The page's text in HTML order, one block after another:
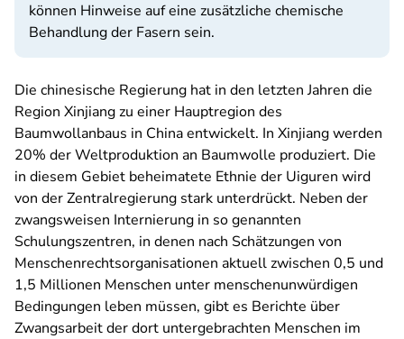
können Hinweise auf eine zusätzliche chemische
Behandlung der Fasern sein.
Die chinesische Regierung hat in den letzten Jahren die
Region Xinjiang zu einer Hauptregion des
Baumwollanbaus in China entwickelt. In Xinjiang werden
20% der Weltproduktion an Baumwolle produziert. Die
in diesem Gebiet beheimatete Ethnie der Uiguren wird
von der Zentralregierung stark unterdrückt. Neben der
zwangsweisen Internierung in so genannten
Schulungszentren, in denen nach Schätzungen von
Menschenrechtsorganisationen aktuell zwischen 0,5 und
1,5 Millionen Menschen unter menschenunwürdigen
Bedingungen leben müssen, gibt es Berichte über
Zwangsarbeit der dort untergebrachten Menschen im